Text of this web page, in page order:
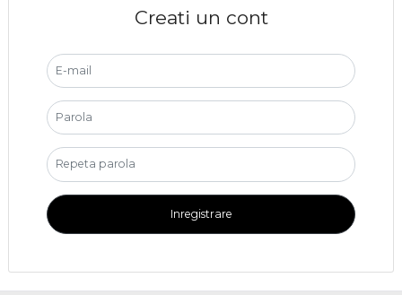
Creati un cont
Inregistrare